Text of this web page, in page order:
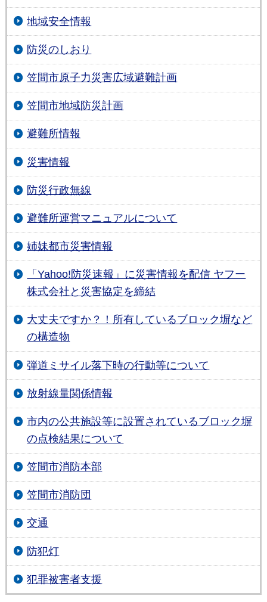
地域安全情報
防災のしおり
笠間市原子力災害広域避難計画
笠間市地域防災計画
避難所情報
災害情報
防災行政無線
避難所運営マニュアルについて
姉妹都市災害情報
「Yahoo!防災速報」に災害情報を配信 ヤフー
株式会社と災害協定を締結
大丈夫ですか？！所有しているブロック塀など
の構造物
弾道ミサイル落下時の行動等について
放射線量関係情報
市内の公共施設等に設置されているブロック塀
の点検結果について
笠間市消防本部
笠間市消防団
交通
防犯灯
犯罪被害者支援